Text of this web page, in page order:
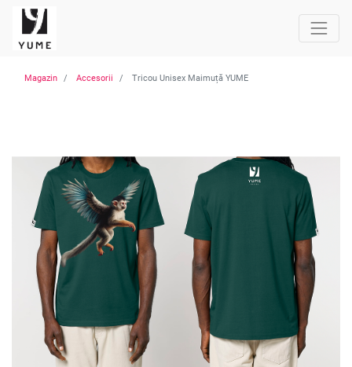
Magazin Accesorii Tricou Unisex Maimuță YUME